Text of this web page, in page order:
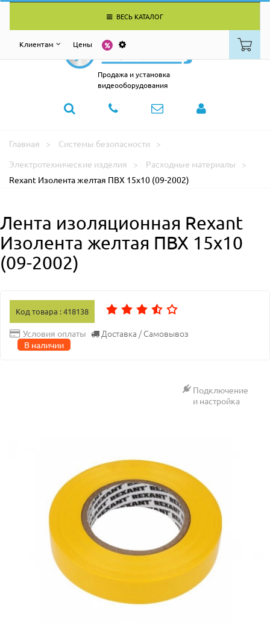
ВЕСЬ КАТАЛОГ
Клиентам Цены
Продажа и установка
видеооборудования
Главная
Системы безопасности
Электротехнические изделия
Расходные материалы
Rexant Изолента желтая ПВХ 15х10 (09-2002)
Лента изоляционная Rexant
Изолента желтая ПВХ 15х10
(09-2002)
Код товара : 418138
Условия оплаты Доставка / Самовывоз
В наличии
Подключение
и настройка